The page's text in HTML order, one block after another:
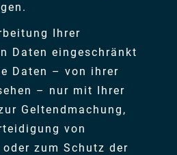
Ihrer
Daten eingeschränkt
Daten – von ihrer
– nur mit Ihrer
Geltendmachung,
von
zum Schutz der